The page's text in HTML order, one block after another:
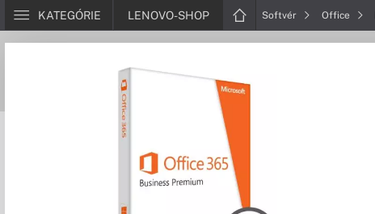
KATEGÓRIE LENOVO-SHOP Softvér Office